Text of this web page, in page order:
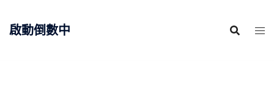
啟動倒數中